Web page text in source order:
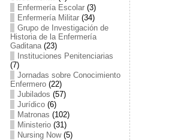
Enfermería Escolar(3)
Enfermería Militar(34)
Grupo de Investigación de
Historia de la Enfermería
Gaditana(23)
Instituciones Penitenciarias
(7)
Jornadas sobre Conocimiento
Enfermero(22)
Jubilados (57)
Jurídico(6)
Matronas (102)
Ministerio(31)
Nursing Now(5)